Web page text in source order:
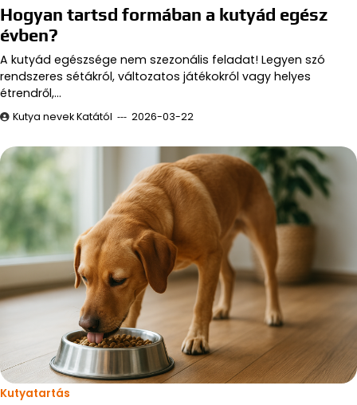
Hogyan tartsd formában a kutyád egész
évben?
A kutyád egészsége nem szezonális feladat! Legyen szó
rendszeres sétákról, változatos játékokról vagy helyes
étrendről,…
Kutya nevek Katától 2026-03-22
Kutyatartás